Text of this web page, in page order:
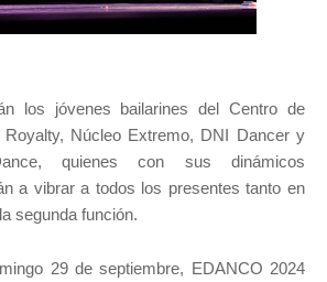
los jóvenes bailarines del Centro de
Royalty, Núcleo Extremo, DNI Dancer y
quienes con sus dinámicos
a vibrar a todos los presentes tanto en
segunda función.
29 de septiembre, EDANCO 2024